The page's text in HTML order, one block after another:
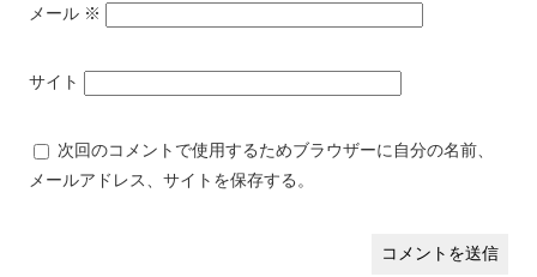
メール ※
サイト
次回のコメントで使用するためブラウザーに自分の名前、
メールアドレス、サイトを保存する。